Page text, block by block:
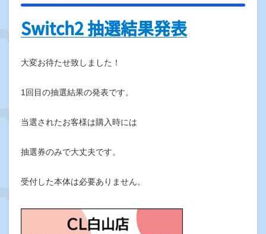
Switch2 抽選結果発表
大変お待たせ致しました！
1回目の抽選結果の発表です。
当選されたお客様は購入時には
抽選券のみで大丈夫です。
受付した本体は必要ありません。